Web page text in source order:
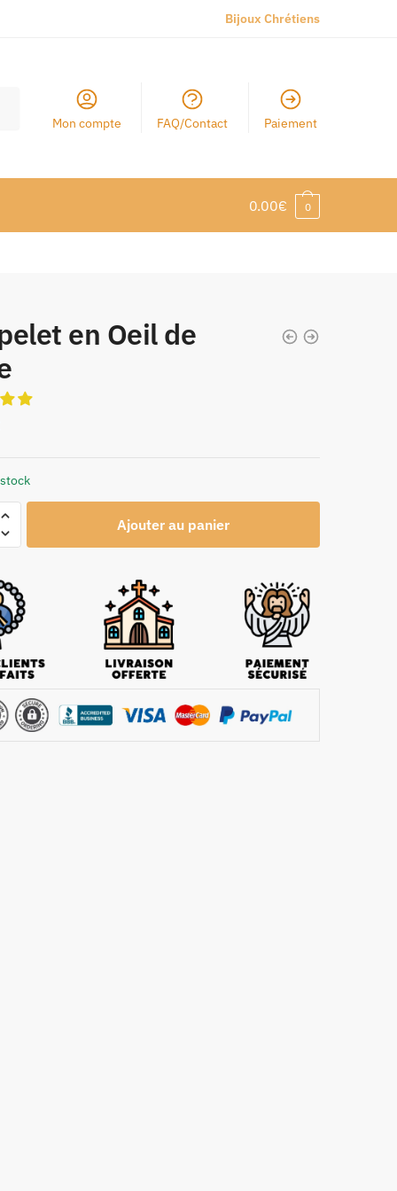
Bijoux Chrétiens
Mon compte FAQ/Contact Paiement
0.00€ 0
en Oeil de
Ajouter au panier